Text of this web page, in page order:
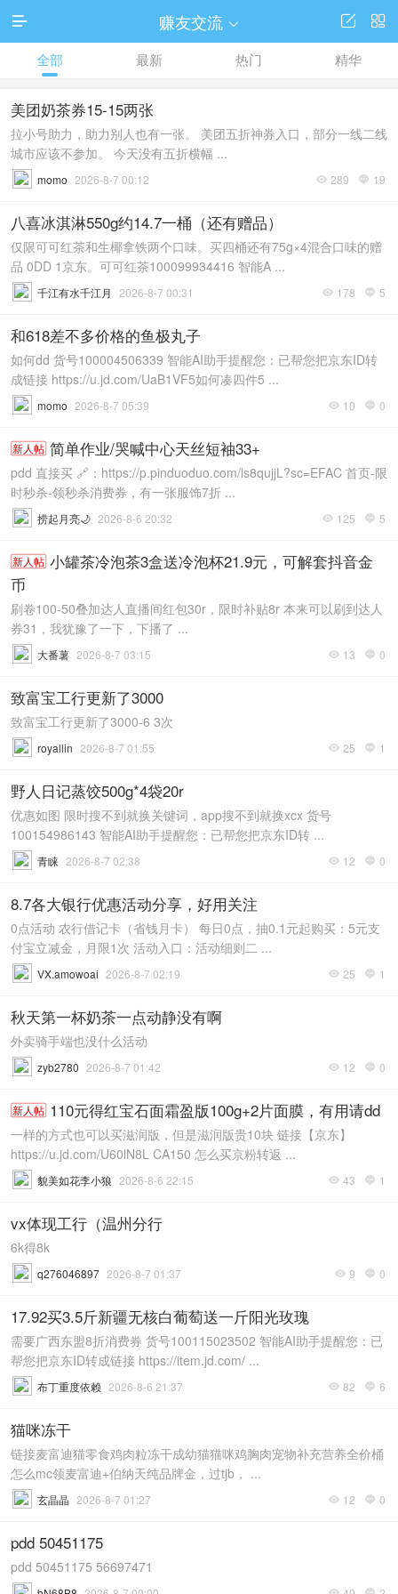
 赚友交流  

全部 最新 热门 精华
美团奶茶券15-15两张
拉小号助力，助力别人也有一张。 美团五折神券入口，部分一线二线
城市应该不参加。 今天没有五折横幅 ...
 289  19
momo 2026-8-7 00:12
八喜冰淇淋550g约14.7一桶（还有赠品）
仅限可可红茶和生椰拿铁两个口味。买四桶还有75g×4混合口味的赠
品 0DD 1京东。可可红茶100099934416 智能A ...
 178  5
千江有水千江月 2026-8-7 00:31
和618差不多价格的鱼极丸子
如何dd 货号100004506339 智能AI助手提醒您：已帮您把京东ID转
成链接 https://u.jd.com/UaB1VF5如何凑四件5 ...
 10  0
momo 2026-8-7 05:39
新人帖 简单作业/哭喊中心天丝短袖33+
pdd 直接买 🔗：https://p.pinduoduo.com/ls8qujjL?sc=EFAC 首页-限
时秒杀-领秒杀消费券，有一张服饰7折 ...
 125  5
捞起月亮🌙 2026-8-6 20:32
新人帖 小罐茶冷泡茶3盒送冷泡杯21.9元，可解套抖音金
币
刷卷100-50叠加达人直播间红包30r，限时补贴8r 本来可以刷到达人
券31，我犹豫了一下，下播了 ...
 13  0
大番薯 2026-8-7 03:15
致富宝工行更新了3000
致富宝工行更新了3000-6 3次
 25  1
royallin 2026-8-7 01:55
野人日记蒸饺500g*4袋20r
优惠如图 限时搜不到就换关键词，app搜不到就换xcx 货号
100154986143 智能AI助手提醒您：已帮您把京东ID转 ...
 12  0
青睐 2026-8-7 02:38
8.7各大银行优惠活动分享，好用关注
0点活动 农行借记卡（省钱月卡） 每日0点，抽0.1元起购买：5元支
付宝立减金，月限1次 活动入口：活动细则二 ...
 25  1
VX.amowoai 2026-8-7 02:19
秋天第一杯奶茶一点动静没有啊
外卖骑手端也没什么活动
 12  0
zyb2780 2026-8-7 01:42
新人帖 110元得红宝石面霜盈版100g+2片面膜，有用请dd
一样的方式也可以买滋润版，但是滋润版贵10块 链接【京东】
https://u.jd.com/U60lN8L CA150 怎么买京粉转返 ...
 43  1
貌美如花李小狼 2026-8-6 22:15
vx体现工行（温州分行
6k得8k
 9  0
q276046897 2026-8-7 01:37
17.92买3.5斤新疆无核白葡萄送一斤阳光玫瑰
需要广西东盟8折消费券 货号100115023502 智能AI助手提醒您：已
帮您把京东ID转成链接 https://item.jd.com/ ...
 82  6
布丁重度依赖 2026-8-6 21:37
猫咪冻干
链接麦富迪猫零食鸡肉粒冻干成幼猫猫咪鸡胸肉宠物补充营养全价桶
怎么mc领麦富迪+伯纳天纯品牌金，过tjb， ...
 12  0
玄晶晶 2026-8-7 01:27
pdd 50451175
pdd 50451175 56697471